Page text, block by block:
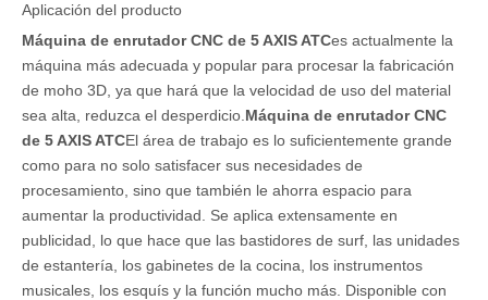
Aplicación del producto
Máquina de enrutador CNC de 5 AXIS ATCes actualmente la
máquina más adecuada y popular para procesar la fabricación
de moho 3D, ya que hará que la velocidad de uso del material
sea alta, reduzca el desperdicio. Máquina de enrutador CNC
de 5 AXIS ATCEl área de trabajo es lo suficientemente grande
como para no solo satisfacer sus necesidades de
procesamiento, sino que también le ahorra espacio para
aumentar la productividad. Se aplica extensamente en
publicidad, lo que hace que las bastidores de surf, las unidades
de estantería, los gabinetes de la cocina, los instrumentos
musicales, los esquís y la función mucho más. Disponible con